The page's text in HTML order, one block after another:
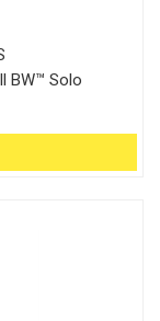
BW™ Solo